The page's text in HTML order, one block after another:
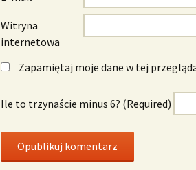
Witryna
internetowa
Zapamiętaj moje dane w tej
Ile to trzynaście minus 6? (Required)